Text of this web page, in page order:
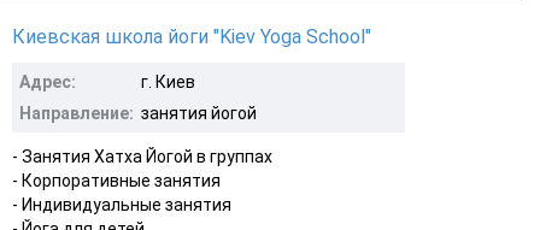
Киевская школа йоги "Kiev Yoga School"
Адрес:
г. Киев
Направление: занятия йогой
- Занятия Хатха Йогой в группах
- Корпоративные занятия
- Индивидуальные занятия